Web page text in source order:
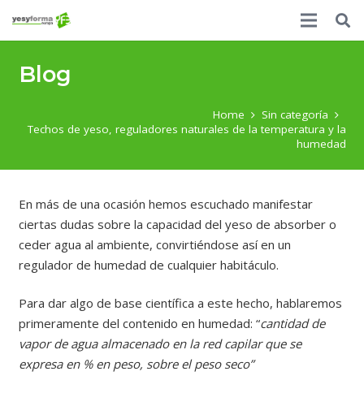
Blog
Home
Sin categoría
Techos de yeso, reguladores naturales de la temperatura y la
humedad
En más de una ocasión hemos escuchado manifestar
ciertas dudas sobre la capacidad del yeso de absorber o
ceder agua al ambiente, convirtiéndose así en un
regulador de humedad de cualquier habitáculo.
Para dar algo de base científica a este hecho, hablaremos
primeramente del contenido en humedad: “cantidad de
vapor de agua almacenado en la red capilar que se
expresa en % en peso, sobre el peso seco”